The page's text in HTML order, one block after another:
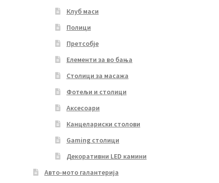
Клуб маси
Полици
Претсобје
Елементи за во бања
Столици за масажа
Фотељи и столици
Аксесоари
Канцелариски столови
Gaming столици
Декоративни LED камини
Авто-мото галантерија